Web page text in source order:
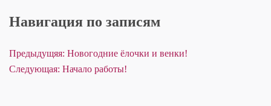
Навигация по записям
Предыдущяя: Новогодние ёлочки и венки!
Следующая: Начало работы!